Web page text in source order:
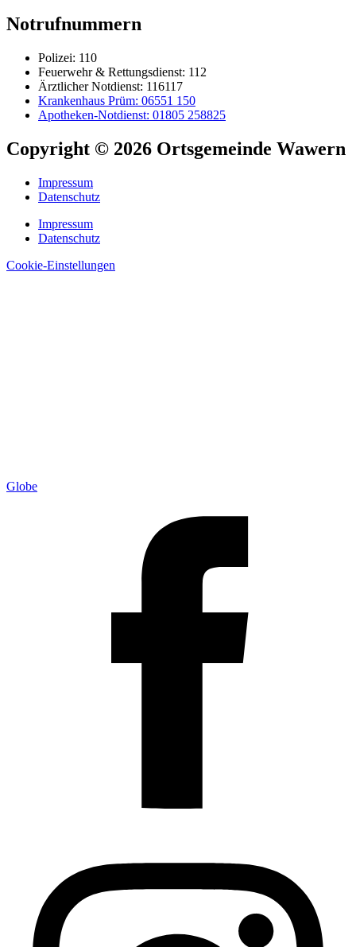
Notrufnummern
Polizei: 110
Feuerwehr & Rettungsdienst: 112
Ärztlicher Notdienst: 116117
Krankenhaus Prüm: 06551 150
Apotheken-Notdienst: 01805 258825
Copyright © 2026 Ortsgemeinde Wawern
Impressum
Datenschutz
Impressum
Datenschutz
Cookie-Einstellungen
Globe